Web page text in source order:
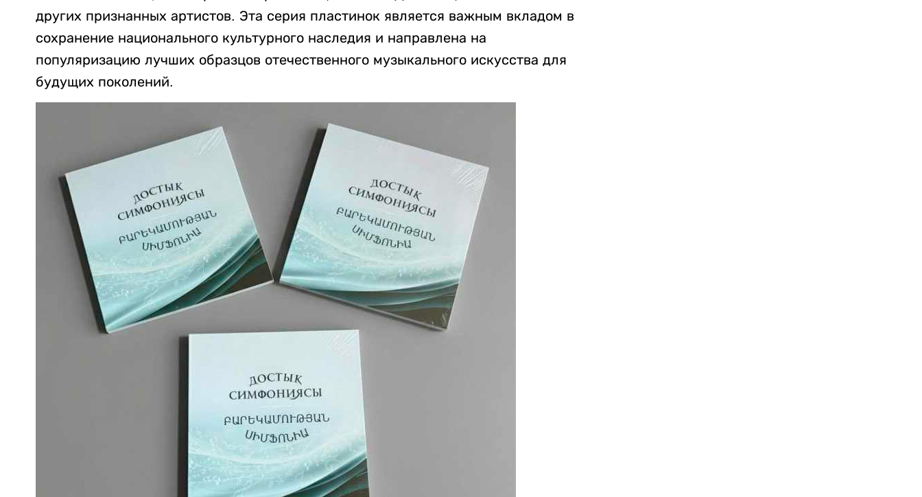
других признанных артистов. Эта серия пластинок является важным вкладом в
сохранение национального культурного наследия и направлена на
популяризацию лучших образцов отечественного музыкального искусства для
будущих поколений.